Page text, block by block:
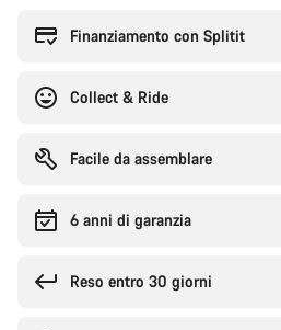
l'acquistoFinanziamento con Splitit
Collect & Ride
Facile da assemblare
6 anni di garanzia
Reso entro 30 giorni